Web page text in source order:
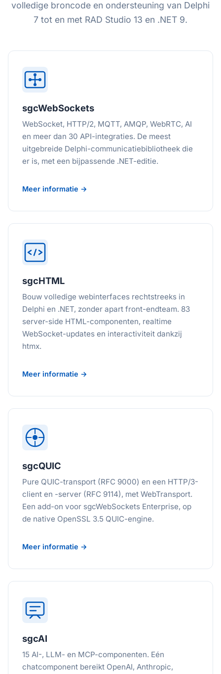
volledige broncode en ondersteuning van Delphi
7 tot en met RAD Studio 13 en .NET 9.
sgcWebSockets
WebSocket, HTTP/2, MQTT, AMQP, WebRTC, AI
en meer dan 30 API-integraties. De meest
uitgebreide Delphi-communicatiebibliotheek die
er is, met een bijpassende .NET-editie.
Meer informatie →
sgcHTML
Bouw volledige webinterfaces rechtstreeks in
Delphi en .NET, zonder apart front-endteam. 83
server-side HTML-componenten, realtime
WebSocket-updates en interactiviteit dankzij
htmx.
Meer informatie →
sgcQUIC
Pure QUIC-transport (RFC 9000) en een HTTP/3-
client en -server (RFC 9114), met WebTransport.
Een add-on voor sgcWebSockets Enterprise, op
de native OpenSSL 3.5 QUIC-engine.
Meer informatie →
sgcAI
15 AI-, LLM- en MCP-componenten. Eén
chatcomponent bereikt OpenAI, Anthropic,